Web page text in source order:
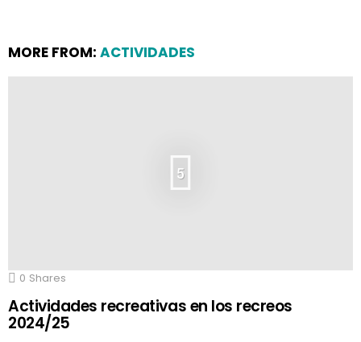
MORE FROM: ACTIVIDADES
5
0 Shares
Actividades recreativas en los recreos
2024/25